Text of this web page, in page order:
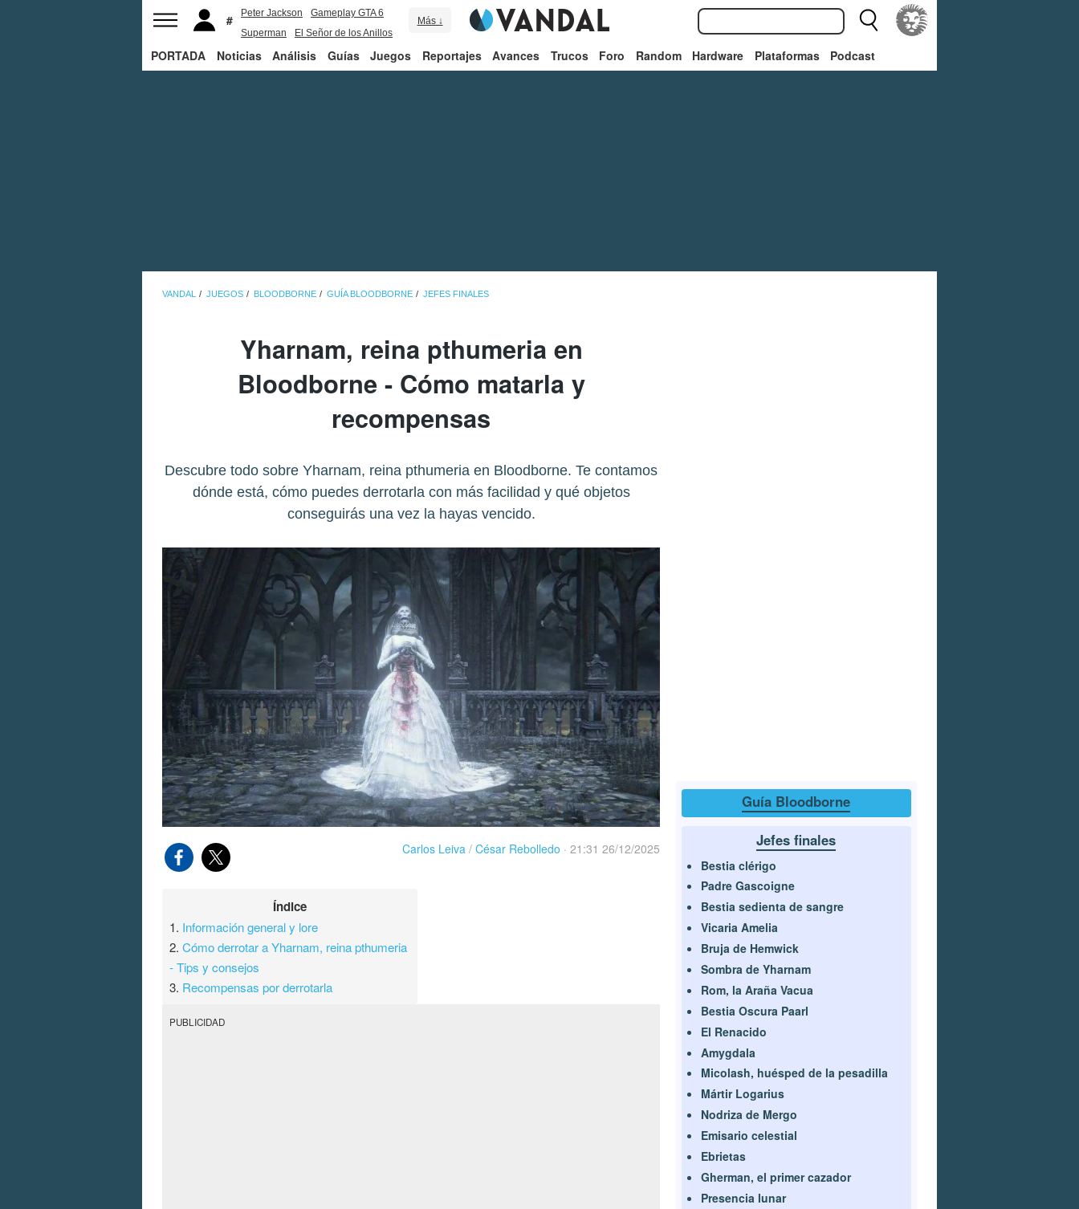
Peter Jackson
Gameplay GTA 6
Superman
El Señor de los Anillos
Más ↓
PORTADA Noticias Análisis Guías Juegos Reportajes Avances Trucos Foro Random Hardware Plataformas Podcast
VANDAL JUEGOS BLOODBORNE GUÍA BLOODBORNE JEFES FINALES
Yharnam, reina pthumeria en
Bloodborne - Cómo matarla y
recompensas
Descubre todo sobre Yharnam, reina pthumeria en Bloodborne. Te contamos
dónde está, cómo puedes derrotarla con más facilidad y qué objetos
conseguirás una vez la hayas vencido.
Carlos Leiva / César Rebolledo · 21:31 26/12/2025
Índice
1. Información general y lore
2.Cómo derrotar a Yharnam, reina pthumeria
- Tips y consejos
3. Recompensas por derrotarla
PUBLICIDAD
Guía Bloodborne
Jefes finales
Bestia clérigo
Padre Gascoigne
Bestia sedienta de sangre
Vicaria Amelia
Bruja de Hemwick
Sombra de Yharnam
Rom, la Araña Vacua
Bestia Oscura Paarl
El Renacido
Amygdala
Micolash, huésped de la pesadilla
Mártir Logarius
Nodriza de Mergo
Emisario celestial
Ebrietas
Gherman, el primer cazador
Presencia lunar